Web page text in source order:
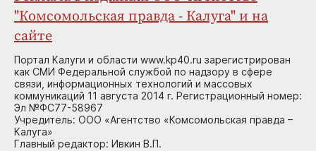
"Комсомольская правда - Калуга" и на
сайте
Портал Калуги и области www.kp40.ru зарегистрирован
как СМИ Федеральной службой по надзору в сфере
связи, информационных технологий и массовых
коммуникаций 11 августа 2014 г. Регистрационный номер:
Эл №ФС77-58967
Учредитель: ООО «Агентство «Комсомольская правда –
Калуга»
Главный редактор: Ивкин В.П.